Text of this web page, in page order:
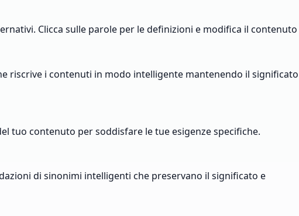
Clicca sulle parole per le definizioni e modifica il contenuto
riscrive i contenuti in modo intelligente mantenendo il significato
tuo contenuto per soddisfare le tue esigenze specifiche.
di sinonimi intelligenti che preservano il significato e